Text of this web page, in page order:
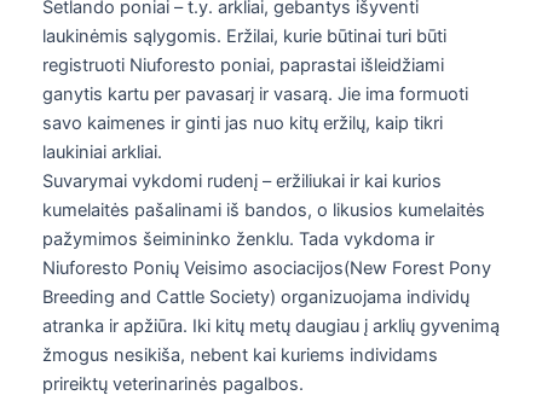
Šetlando poniai – t.y. arkliai, gebantys išyventi
laukinėmis sąlygomis. Eržilai, kurie būtinai turi būti
registruoti Niuforesto poniai, paprastai išleidžiami
ganytis kartu per pavasarį ir vasarą. Jie ima formuoti
savo kaimenes ir ginti jas nuo kitų eržilų, kaip tikri
laukiniai arkliai.
Suvarymai vykdomi rudenį – eržiliukai ir kai kurios
kumelaitės pašalinami iš bandos, o likusios kumelaitės
pažymimos šeimininko ženklu. Tada vykdoma ir
Niuforesto Ponių Veisimo asociacijos(New Forest Pony
Breeding and Cattle Society) organizuojama individų
atranka ir apžiūra. Iki kitų metų daugiau į arklių gyvenimą
žmogus nesikiša, nebent kai kuriems individams
prireiktų veterinarinės pagalbos.